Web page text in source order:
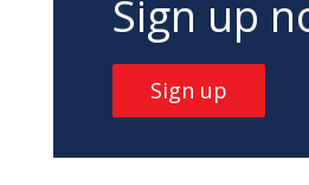
Sign up
Sign up